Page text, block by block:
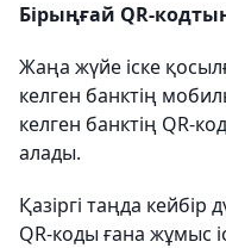
Бірыңғай QR-
Жаңа жүйе іске
келген банктің
келген банктің QR-
алады.
Қазіргі таңда кейбір
QR-коды ғана жұмыс